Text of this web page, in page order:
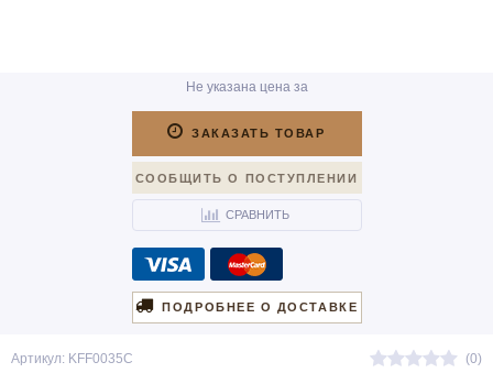
Артикул: KFF0035C (0)
Не указана цена за
ЗАКАЗАТЬ ТОВАР
СООБЩИТЬ О ПОСТУПЛЕНИИ
СРАВНИТЬ
ПОДРОБНЕЕ О ДОСТАВКЕ